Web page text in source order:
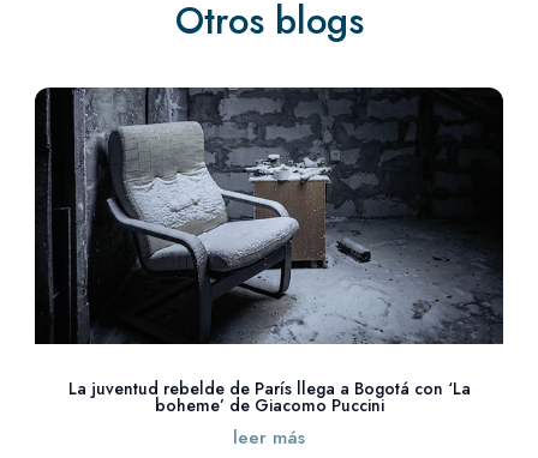
Otros blogs
La juventud rebelde de París llega a Bogotá con ‘La
boheme’ de Giacomo Puccini
leer más